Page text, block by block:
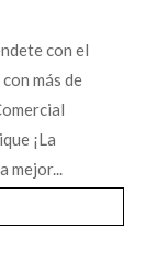
con el
más de
¡La